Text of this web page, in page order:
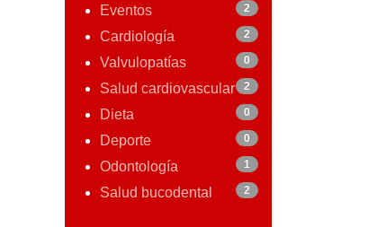
Eventos 2
Cardiología 2
Valvulopatías 0
Salud cardiovascular 2
Dieta 0
Deporte 0
Odontología 1
Salud bucodental 2